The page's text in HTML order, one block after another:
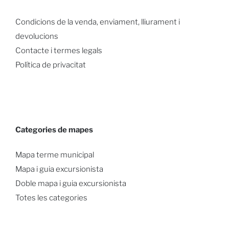
Condicions de la venda, enviament, lliurament i
devolucions
Contacte i termes legals
Política de privacitat
Categories de mapes
Mapa terme municipal
Mapa i guia excursionista
Doble mapa i guia excursionista
Totes les categories